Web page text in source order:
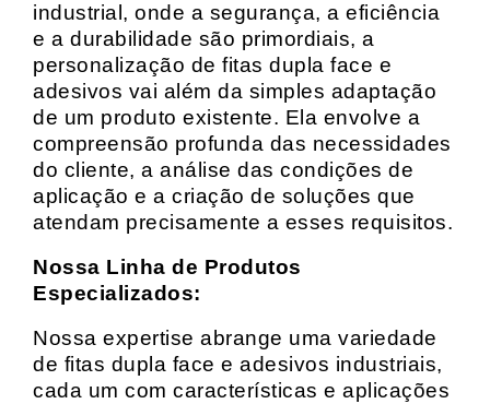
industrial, onde a segurança, a eficiência
e a durabilidade são primordiais, a
personalização de fitas dupla face e
adesivos vai além da simples adaptação
de um produto existente. Ela envolve a
compreensão profunda das necessidades
do cliente, a análise das condições de
aplicação e a criação de soluções que
atendam precisamente a esses requisitos.
Nossa Linha de Produtos
Especializados:
Nossa expertise abrange uma variedade
de fitas dupla face e adesivos industriais,
cada um com características e aplicações